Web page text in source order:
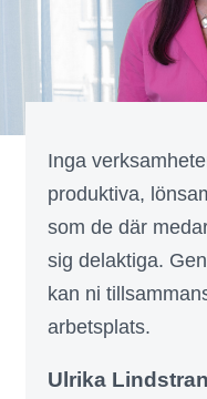
Inga
produktiva,
som de där
sig delaktiga.
kan ni
arbetsplats.
Ulrika